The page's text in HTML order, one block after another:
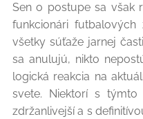
Sen o postupe sa však
funkcionári
všetky súťaže jarnej
sa anulujú, nikto
logická reakcia na
svete. Niektorí s
zdržanlivejší a s